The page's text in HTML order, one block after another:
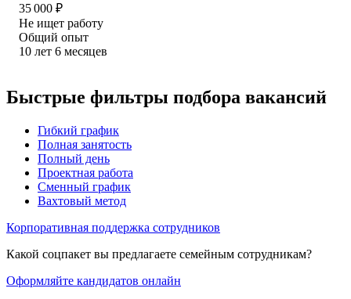
35 000 ₽
Не ищет работу
Общий опыт
10 лет 6 месяцев
Быстрые фильтры подбора вакансий
Гибкий график
Полная занятость
Полный день
Проектная работа
Сменный график
Вахтовый метод
Корпоративная поддержка сотрудников
Какой соцпакет вы предлагаете семейным сотрудникам?
Оформляйте кандидатов онлайн